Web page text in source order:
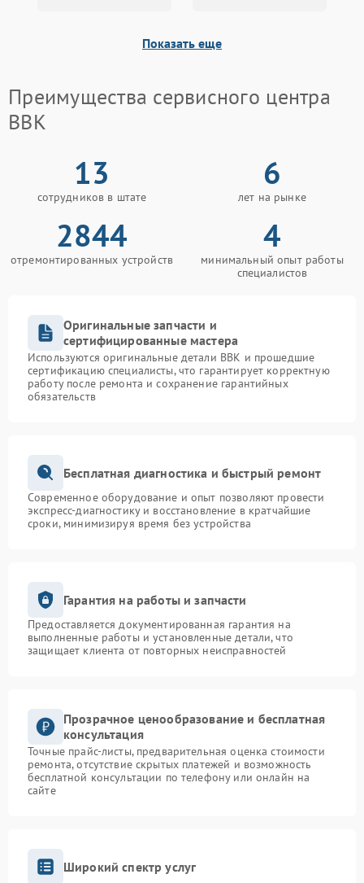
Показать еще
Преимущества сервисного центра
BBK
13
сотрудников в штате
6
лет на рынке
2844
отремонтированных устройств
4
минимальный опыт работы
специалистов
Оригинальные запчасти и
сертифицированные мастера
Используются оригинальные детали BBK и прошедшие
сертификацию специалисты, что гарантирует корректную
работу после ремонта и сохранение гарантийных
обязательств
Бесплатная диагностика и быстрый ремонт
Современное оборудование и опыт позволяют провести
экспресс-диагностику и восстановление в кратчайшие
сроки, минимизируя время без устройства
Гарантия на работы и запчасти
Предоставляется документированная гарантия на
выполненные работы и установленные детали, что
защищает клиента от повторных неисправностей
Прозрачное ценообразование и бесплатная
консультация
Точные прайс-листы, предварительная оценка стоимости
ремонта, отсутствие скрытых платежей и возможность
бесплатной консультации по телефону или онлайн на
сайте
Широкий спектр услуг